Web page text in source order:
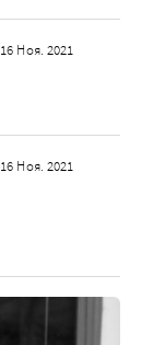
16 Ноя. 2021
16 Ноя. 2021